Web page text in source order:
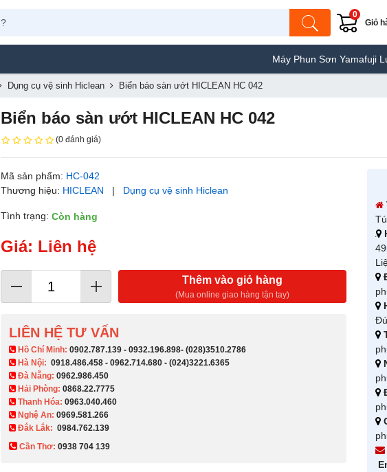
Giỏ
0
Máy Phun Sơn Yamafuji Lựa
Dụng cụ vệ sinh Hiclean Biển báo sàn ướt HICLEAN HC 042
Biển báo sàn ướt HICLEAN HC 042
(0 đánh giá)
Mã sản phẩm: HC-042
Thương hiệu: HICLEAN | Dụng cụ vệ sinh Hiclean
Tình trạng:Còn hàng
Giá: Liên hệ
Thêm vào giỏ hàng
(Mua online giao hàng tận tay)
LIÊN HỆ TƯ VẤN
​ Hồ Chí Minh:0902.787.139 -0932.196.898-(028)3510.2786
Hà Nội:0918.486.458 -0962.714.680 -(024)3221.6365
Đà Nẵng:0962.986.450
Hải Phòng:0868.22.7775
Thanh Hóa:0963.040.460
Nghệ An:0969.581.266
Đắk Lắk: 0984.762.139
Cần Thơ:0938 704 139​